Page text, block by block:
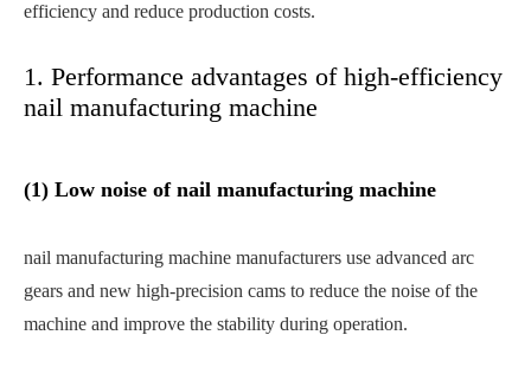
efficiency and reduce production costs.
1. Performance advantages of high-efficiency
nail manufacturing machine
(1) Low noise of nail manufacturing machine
nail manufacturing machine manufacturers use advanced arc
gears and new high-precision cams to reduce the noise of the
machine and improve the stability during operation.